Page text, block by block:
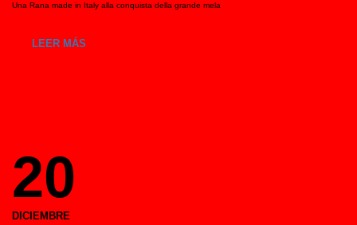
Una Rana made in Italy alla conquista della grande mela
LEER MÁS
20
DICIEMBRE